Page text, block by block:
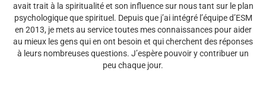
avait trait à la spiritualité et son influence sur nous tant sur le plan
psychologique que spirituel. Depuis que j’ai intégré l’équipe d’ESM
en 2013, je mets au service toutes mes connaissances pour aider
au mieux les gens qui en ont besoin et qui cherchent des réponses
à leurs nombreuses questions. J’espère pouvoir y contribuer un
peu chaque jour.